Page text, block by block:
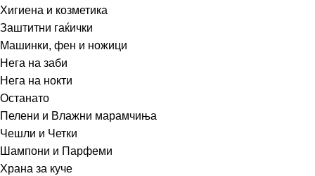
Хигиена и козметика
Заштитни гаќички
Машинки, фен и ножици
Нега на заби
Нега на нокти
Останато
Пелени и Влажни марамчиња
Чешли и Четки
Шампони и Парфеми
Храна за куче